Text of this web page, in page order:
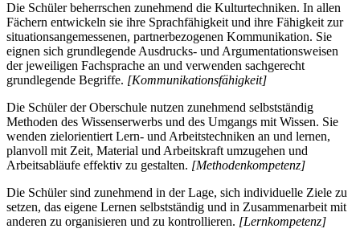
Die Schüler beherrschen zunehmend die Kulturtechniken. In allen
Fächern entwickeln sie ihre Sprachfähigkeit und ihre Fähigkeit zur
situationsangemessenen, partnerbezogenen Kommunikation. Sie
eignen sich grundlegende Ausdrucks- und Argumentationsweisen
der jeweiligen Fachsprache an und verwenden sachgerecht
grundlegende Begriffe. [Kommunikationsfähigkeit]
Die Schüler der Oberschule nutzen zunehmend selbstständig
Methoden des Wissenserwerbs und des Umgangs mit Wissen. Sie
wenden zielorientiert Lern- und Arbeitstechniken an und lernen,
planvoll mit Zeit, Material und Arbeitskraft umzugehen und
Arbeitsabläufe effektiv zu gestalten. [Methodenkompetenz]
Die Schüler sind zunehmend in der Lage, sich individuelle Ziele zu
setzen, das eigene Lernen selbstständig und in Zusammenarbeit mit
anderen zu organisieren und zu kontrollieren. [Lernkompetenz]